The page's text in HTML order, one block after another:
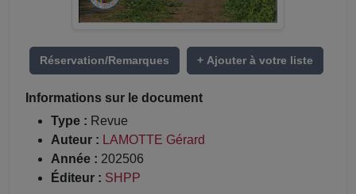
Réservation/Remarques + Ajouter à votre liste
Informations sur le document
Type : Revue
Auteur : LAMOTTE Gérard
Année : 202506
Éditeur : SHPP